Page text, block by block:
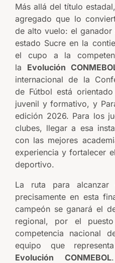
Más allá del título
agregado que lo
de alto vuelo: el ganador
estado Sucre en la
el cupo a la
la Evolución
internacional de la
de Fútbol está
juvenil y formativo, y
edición 2026. Para los
clubes, llegar a esa
con las mejores
experiencia y fortalecer
deportivo.
La ruta para alcanzar
precisamente en esta
campeón se ganará el
regional, por el
competencia nacional
equipo que
Evolución CONMEBOL